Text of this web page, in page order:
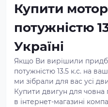
Купити
потужністю
Україні
Якщо Ви вирішили
потужністю 13.5 к.с. на
ми зібрали для вас усі
Купити двигун для човна
в інтернет-магазині